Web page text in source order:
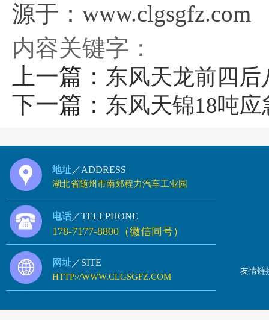
源于：www.clgsgfz.com
内容关键字：
上一篇： 东风天龙前四后
下一篇： 东风天锦18吨
地址 ／ADDRESS
湖北省随州市南郊程力汽车工业园
电话 ／TELEPHONE
178-7177-8800（微信同号）
网址 ／SITE
HTTP://WWW.CLGSGFZ.COM
友情链